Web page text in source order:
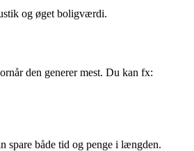
og øget boligværdi.
den generer mest. Du kan fx:
spare både tid og penge i længden.